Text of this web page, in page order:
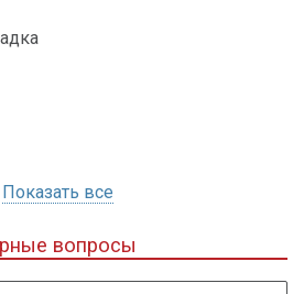
Показать все
вопросы